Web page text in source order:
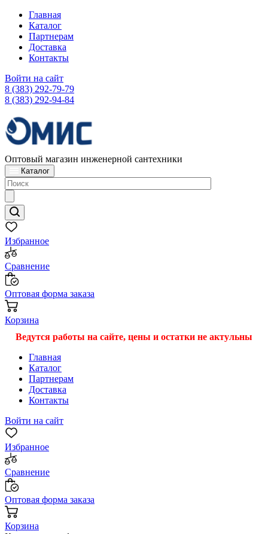
Главная
Каталог
Партнерам
Доставка
Контакты
Войти на сайт
8 (383) 292-79-79
8 (383) 292-94-84
Оптовый магазин инженерной сантехники
Каталог
Избранное
Сравнение
Оптовая форма заказа
Корзина
Ведутся работы на сайте, цены и остатки не актульны
Главная
Каталог
Партнерам
Доставка
Контакты
Войти на сайт
Избранное
Сравнение
Оптовая форма заказа
Корзина